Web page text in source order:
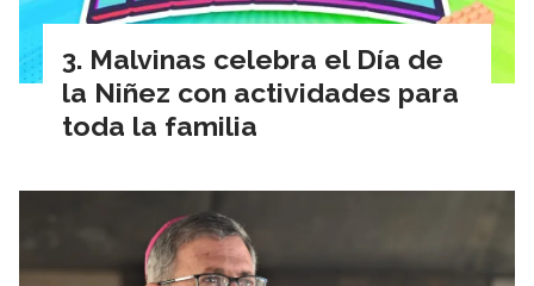
Malvinas celebra el Día de
la Niñez con actividades para
toda la familia